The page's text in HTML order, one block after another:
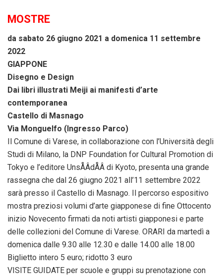
MOSTRE
da sabato 26 giugno 2021 a domenica 11 settembre
2022
GIAPPONE
Disegno e Design
Dai libri illustrati Meiji ai manifesti d’arte
contemporanea
Castello di Masnago
Via Monguelfo (Ingresso Parco)
Il Comune di Varese, in collaborazione con l’Università degli
Studi di Milano, la DNP Foundation for Cultural Promotion di
Tokyo e l’editore UnsÅÂdÅÂ di Kyoto, presenta una grande
rassegna che dal 26 giugno 2021 all’11 settembre 2022
sarà presso il Castello di Masnago. Il percorso espositivo
mostra preziosi volumi d’arte giapponese di fine Ottocento
inizio Novecento firmati da noti artisti giapponesi e parte
delle collezioni del Comune di Varese. ORARI da martedì a
domenica dalle 9.30 alle 12.30 e dalle 14.00 alle 18.00
Biglietto intero 5 euro; ridotto 3 euro
VISITE GUIDATE per scuole e gruppi su prenotazione con